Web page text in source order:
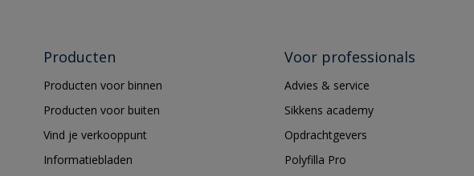
Producten
Producten voor binnen
Producten voor buiten
Vind je verkooppunt
Informatiebladen
Voor professionals
Advies & service
Sikkens academy
Opdrachtgevers
Polyfilla Pro